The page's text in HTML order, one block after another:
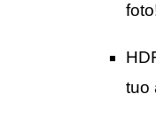
tuo